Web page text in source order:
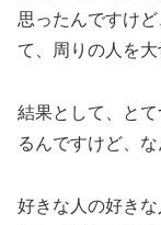
思ったんですけ
て、周りの人を
結果として、と
るんですけど、
好きな人の好き